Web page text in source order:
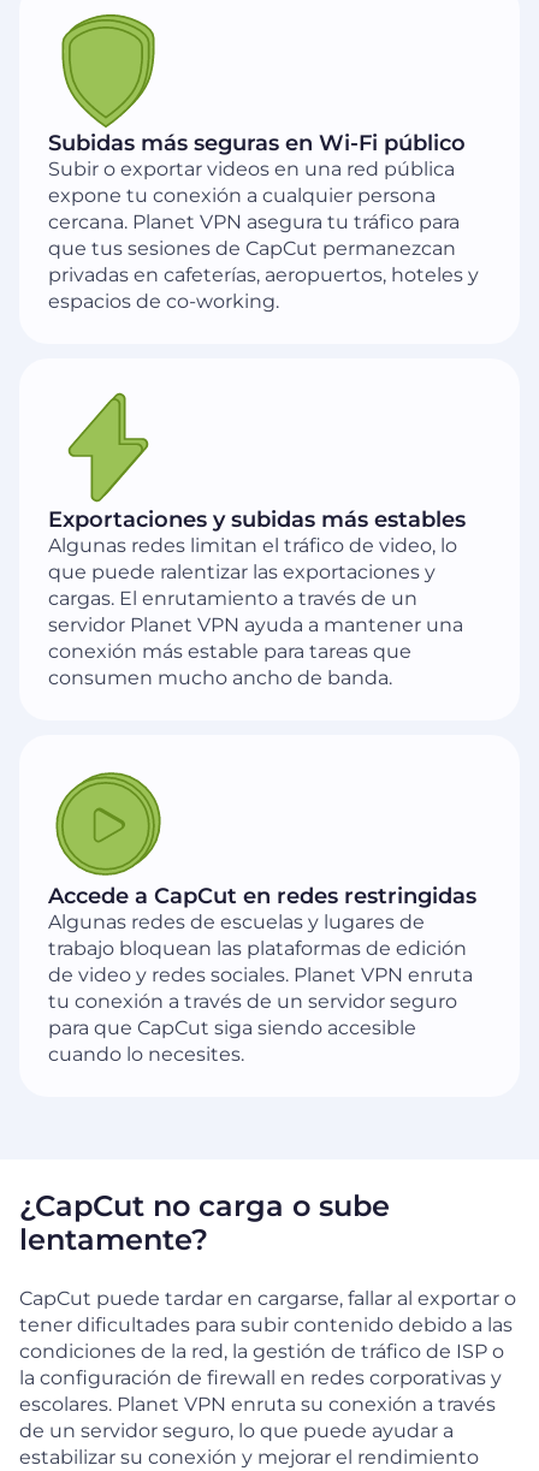
Subidas más seguras en Wi-Fi público
Subir o exportar videos en una red pública
expone tu conexión a cualquier persona
cercana. Planet VPN asegura tu tráfico para
que tus sesiones de CapCut permanezcan
privadas en cafeterías, aeropuertos, hoteles y
espacios de co-working.
Exportaciones y subidas más estables
Algunas redes limitan el tráfico de video, lo
que puede ralentizar las exportaciones y
cargas. El enrutamiento a través de un
servidor Planet VPN ayuda a mantener una
conexión más estable para tareas que
consumen mucho ancho de banda.
Accede a CapCut en redes restringidas
Algunas redes de escuelas y lugares de
trabajo bloquean las plataformas de edición
de video y redes sociales. Planet VPN enruta
tu conexión a través de un servidor seguro
para que CapCut siga siendo accesible
cuando lo necesites.
¿CapCut no carga o sube
lentamente?
CapCut puede tardar en cargarse, fallar al exportar o
tener dificultades para subir contenido debido a las
condiciones de la red, la gestión de tráfico de ISP o
la configuración de firewall en redes corporativas y
escolares. Planet VPN enruta su conexión a través
de un servidor seguro, lo que puede ayudar a
estabilizar su conexión y mejorar el rendimiento